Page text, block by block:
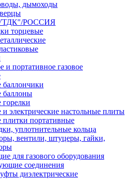
дымоходы
РОССИЯ
торцевые
и портативное газовое
баллончики
баллоны
горелки
и электрические настольные плиты
плитки портативные
уплотнительные кольца
вентили, штуцеры, гайки,
для газового оборудования
соединения
диэлектрические